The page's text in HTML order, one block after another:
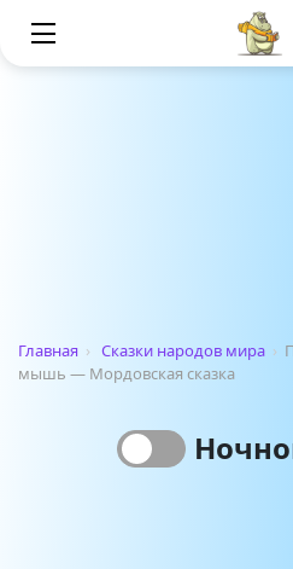
Главная › Сказки народов мира ›
мышь — Мордовская сказка